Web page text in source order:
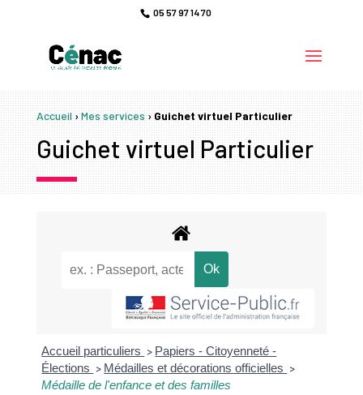
05 57 97 14 70
Accueil›Mes services›Guichet virtuel Particulier
Guichet virtuel Particulier
Accueil particuliers > Papiers - Citoyenneté -
Élections > Médailles et décorations officielles >
Médaille de l'enfance et des familles